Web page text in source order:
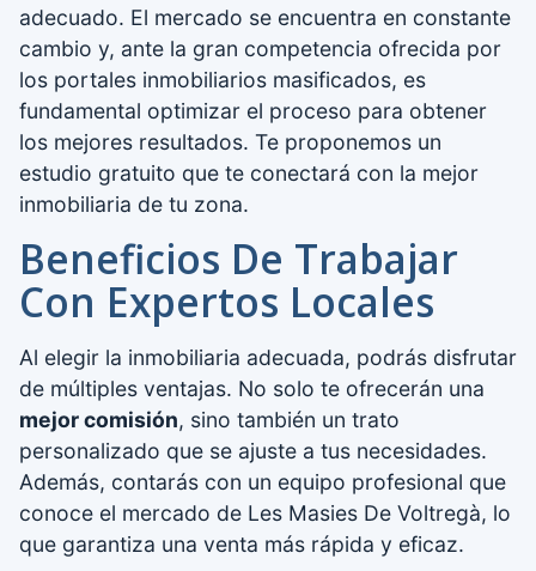
adecuado. El mercado se encuentra en constante
cambio y, ante la gran competencia ofrecida por
los portales inmobiliarios masificados, es
fundamental optimizar el proceso para obtener
los mejores resultados. Te proponemos un
estudio gratuito que te conectará con la mejor
inmobiliaria de tu zona.
Beneficios De Trabajar
Con Expertos Locales
Al elegir la inmobiliaria adecuada, podrás disfrutar
de múltiples ventajas. No solo te ofrecerán una
mejor comisión, sino también un trato
personalizado que se ajuste a tus necesidades.
Además, contarás con un equipo profesional que
conoce el mercado de Les Masies De Voltregà, lo
que garantiza una venta más rápida y eficaz.